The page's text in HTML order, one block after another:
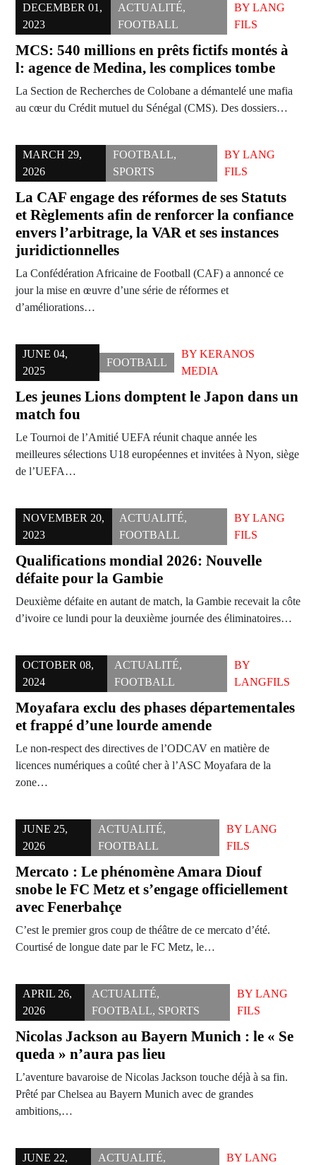
DECEMBER 01,
2023
ACTUALITÉ,
FOOTBALL
BY LANG
FILS
MCS: 540 millions en prêts fictifs montés à
l: agence de Medina, les complices tombe
La Section de Recherches de Colobane a démantelé une mafia
au cœur du Crédit mutuel du Sénégal (CMS). Des dossiers…
MARCH 29,
2026
FOOTBALL,
SPORTS
BY LANG
FILS
La CAF engage des réformes de ses Statuts
et Règlements afin de renforcer la confiance
envers l’arbitrage, la VAR et ses instances
juridictionnelles
La Confédération Africaine de Football (CAF) a annoncé ce
jour la mise en œuvre d’une série de réformes et
d’améliorations…
JUNE 04,
2025
FOOTBALL
BY KERANOS
MEDIA
Les jeunes Lions domptent le Japon dans un
match fou
Le Tournoi de l’Amitié UEFA réunit chaque année les
meilleures sélections U18 européennes et invitées à Nyon, siège
de l’UEFA…
NOVEMBER 20,
2023
ACTUALITÉ,
FOOTBALL
BYLANG
FILS
Qualifications mondial 2026: Nouvelle
défaite pour la Gambie
Deuxième défaite en autant de match, la Gambie recevait la côte
d’ivoire ce lundi pour la deuxième journée des éliminatoires…
OCTOBER 08,
2024
ACTUALITÉ,
FOOTBALL
BY
LANGFILS
Moyafara exclu des phases départementales
et frappé d’une lourde amende
Le non-respect des directives de l’ODCAV en matière de
licences numériques a coûté cher à l’ASC Moyafara de la
zone…
JUNE 25,
2026
ACTUALITÉ,
FOOTBALL
BYLANG
FILS
Mercato : Le phénomène Amara Diouf
snobe le FC Metz et s’engage officiellement
avec Fenerbahçe
C’est le premier gros coup de théâtre de ce mercato d’été.
Courtisé de longue date par le FC Metz, le…
APRIL 26,
2026
ACTUALITÉ,
FOOTBALL, SPORTS
BY LANG
FILS
Nicolas Jackson au Bayern Munich : le « Se
queda » n’aura pas lieu
L’aventure bavaroise de Nicolas Jackson touche déjà à sa fin.
Prêté par Chelsea au Bayern Munich avec de grandes
ambitions,…
JUNE 22, ACTUALITÉ, BYLANG